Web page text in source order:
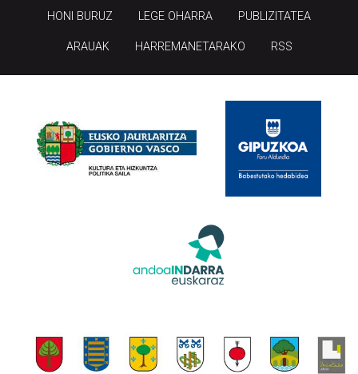
HONI BURUZ LEGE OHARRA PUBLIZITATEA
ARAUAK HARREMANETARAKO RSS